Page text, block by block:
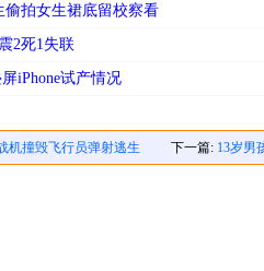
拍女生裙底留校察看
2死1失联
iPhone试产情况
机撞毁飞行员弹射逃生 下一篇: 13岁男